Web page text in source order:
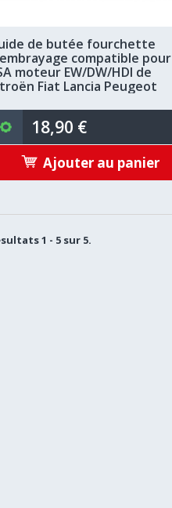
de butée fourchette
compatible pour
moteur EW/DW/HDI de
Fiat Lancia Peugeot
18,90 €
Ajouter au panier
1 - 5 sur 5.